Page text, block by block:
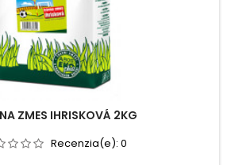
ZMES IHRISKOVÁ 2KG
Recenzia(e): 0